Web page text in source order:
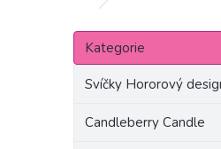
P
s
Přeskočit
kategorie
Kategorie
Svíčky Hororový
Candleberry Candle